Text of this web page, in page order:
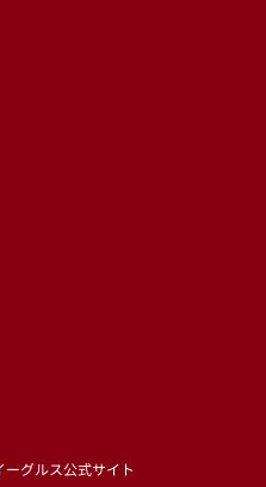
グルス公式サイト